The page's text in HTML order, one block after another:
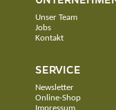
Unser Team
Jobs
Kontakt
SERVICE
Newsletter
Online-Shop